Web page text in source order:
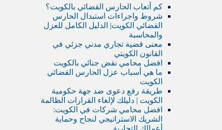
كم أتعاب الحارس القضائي بالكويت؟
شروط واجراءات استبدال الحارس
القضائي الكويت| الدليل الكامل للعزل
والمحاسبة
معنى قضية تجاري مدني جزئي في
القانون الكويتي
افضل محامي نقض جنائي بالكويت
ما هي أسباب عزل الحارس القضائي
الكويت
طريقة رفع دعوى ضد جهة حكومية
الكويت | دليلك لإلغاء القرارات الظالمة
افضل محامي شركات في الكويت:
الشريك الاستراتيجي لنجاح وحماية